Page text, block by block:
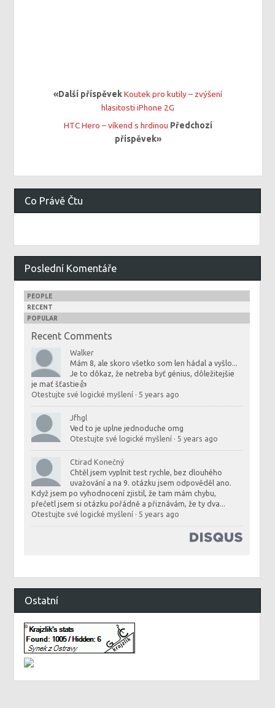
«Další příspěvekKoutek pro kutily – zvýšení
hlasitosti iPhone 2G
HTC Hero – víkend s hrdinou Předchozí
příspěvek»
Co Právě Čtu
Poslední Komentáře
PEOPLE
RECENT
POPULAR
Recent Comments
Walker
Mám 8, ale skoro všetko som len hádal a vyšlo...
Je to dôkaz, že netreba byť génius, dôležitejšie
je mať šťastie👍
Otestujte své logické myšlení · 5 years ago
Jfhgl
Ved to je uplne jednoduche omg
Otestujte své logické myšlení · 5 years ago
Ctirad Konečný
Chtěl jsem vyplnit test rychle, bez dlouhého
uvažování a na 9. otázku jsem odpověděl ano.
Když jsem po vyhodnocení zjistil, že tam mám chybu,
přečetl jsem si otázku pořádně a přiznávám, že ty dva...
Otestujte své logické myšlení · 5 years ago
Ostatní